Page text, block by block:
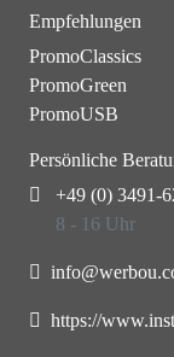
Empfehlungen
PromoClassics
PromoGreen
PromoUSB
Persönliche
+49 (0) 3491-
8 - 16 Uhr
https://